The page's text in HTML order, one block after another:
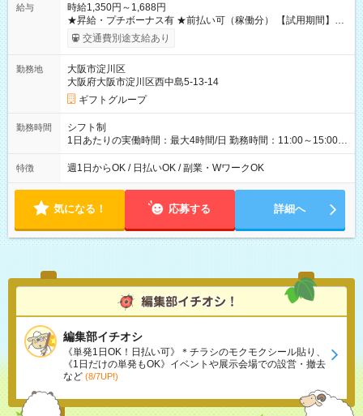
給与
時給1,350円～1,688円
★昇給・プチボーナス有 ★前払い可（稼働分） 【試用期間】試
用期間なし
交通費別途支給あり
勤務地
大阪市淀川区
大阪府大阪市淀川区西中島5-13-14
ギフトグループ
勤務時間
シフト制
1日あたりの実働時間：最大4時間/日 勤務時間：11:00～15:00
（実働4時間） ★週1日～勤務OK！ ★土日のみ・平日のみも
OK！ ★シフト自己申告制！ ★残業なし！次の予定も立てやすい
特徴 週1日からOK / 日払いOK / 副業・WワークOK
気になる！ 応募する 詳細へ
編集部イチオシ
《単発1日OK！日払い可》＊チラシのモクモクシール貼り、
《1日だけの単発もOK》イベントや展示会場での設営・撤去
など (8/7UP!)